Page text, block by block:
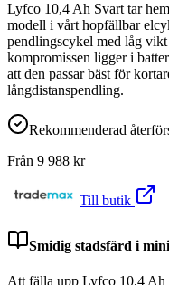
Lyfco 10,4 Ah Svart tar
modell i vårt hopfällbar
pendlingscykel med låg
kompromissen ligger i
att den passar bäst för
långdistanspendling.
Rekommenderad
Från 9 988 kr
Till butik
Smidig stadsfärd i
Att fälla upp Lyfco 10,4